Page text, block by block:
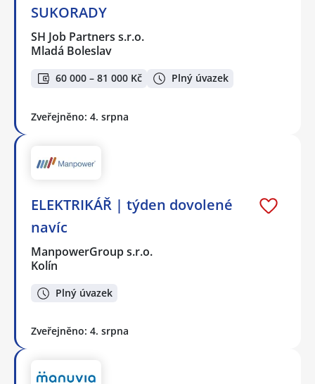
SUKORADY
SH Job Partners s.r.o.
Mladá Boleslav
60 000 – 81 000 Kč Plný úvazek
Zveřejněno: 4. srpna
ELEKTRIKÁŘ | týden dovolené
navíc
ManpowerGroup s.r.o.
Kolín
Plný úvazek
Zveřejněno: 4. srpna